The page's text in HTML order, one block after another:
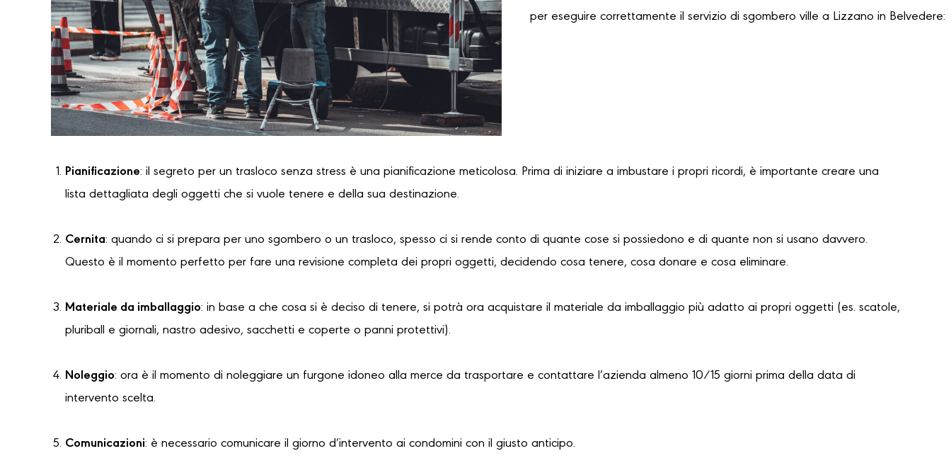
per eseguire correttamente il servizio di sgombero ville a Lizzano in Belvedere:
Pianificazione: il segreto per un trasloco senza stress è una pianificazione meticolosa. Prima di iniziare a imbustare i propri ricordi, è importante creare una
lista dettagliata degli oggetti che si vuole tenere e della sua destinazione.
Cernita: quando ci si prepara per uno sgombero o un trasloco, spesso ci si rende conto di quante cose si possiedono e di quante non si usano davvero.
Questo è il momento perfetto per fare una revisione completa dei propri oggetti, decidendo cosa tenere, cosa donare e cosa eliminare.
Materiale da imballaggio: in base a che cosa si è deciso di tenere, si potrà ora acquistare il materiale da imballaggio più adatto ai propri oggetti (es. scatole,
pluriball e giornali, nastro adesivo, sacchetti e coperte o panni protettivi).
Noleggio: ora è il momento di noleggiare un furgone idoneo alla merce da trasportare e contattare l’azienda almeno 10/15 giorni prima della data di
intervento scelta.
Comunicazioni: è necessario comunicare il giorno d’intervento ai condomini con il giusto anticipo.